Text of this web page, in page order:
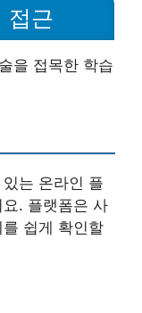
접근
을 접목한 학습
는 온라인 플
. 플랫폼은 사
쉽게 확인할